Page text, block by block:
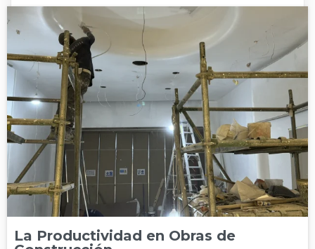
La Productividad en Obras de